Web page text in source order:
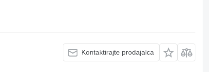
Kontaktirajte prodajalca